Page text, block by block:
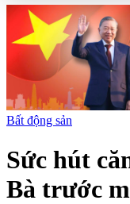
Bất động sản
Sức hút
Bà trước